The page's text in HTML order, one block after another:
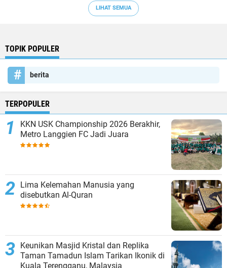
LIHAT SEMUA
TOPIK POPULER
berita
TERPOPULER
KKN USK Championship 2026 Berakhir,
Metro Langgien FC Jadi Juara
Lima Kelemahan Manusia yang
disebutkan Al-Quran
Keunikan Masjid Kristal dan Replika
Taman Tamadun Islam Tarikan Ikonik di
Kuala Terengganu, Malaysia